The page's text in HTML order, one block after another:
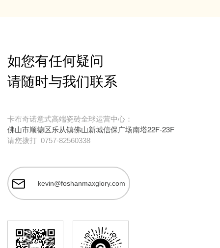
如您有任何疑问
请随时与我们联系
卡布奇诺意式高端瓷砖全球运营中心：
佛山市顺德区乐从镇佛山新城信保广场南塔22F-23F
请您拨打 0757-82560338
kevin@foshanmaxglory.com